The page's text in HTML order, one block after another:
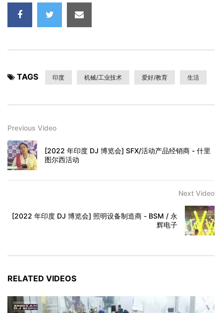
TAGS 印度 机械/工业技术 爱好/教育 生活
Previous Video
[2022 年印度 DJ 博览会] SFX/活动产品经销商 - 什里
图尔西活动
Next Video
[2022 年印度 DJ 博览会] 照明设备制造商 - BSM / 永
辉电子
RELATED VIDEOS